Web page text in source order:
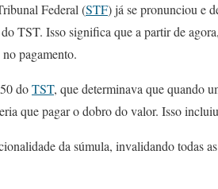
Federal (STF) já se pronunciou e
TST. Isso significa que a partir de
pagamento.
doTST, que determinava que quando
que pagar o dobro do valor. Isso
da súmula, invalidando todas